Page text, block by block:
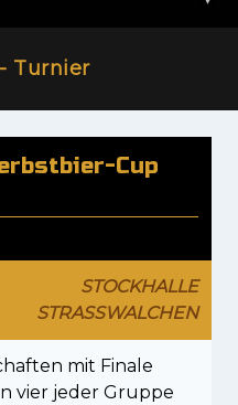
Turnier
Cup
STOCKHALLE
STRASSWALCHEN
mit Finale
vier jeder Gruppe